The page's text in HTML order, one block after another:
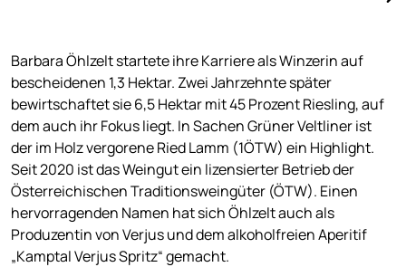
Barbara Öhlzelt startete ihre Karriere als Winzerin auf
bescheidenen 1,3 Hektar. Zwei Jahrzehnte später
bewirtschaftet sie 6,5 Hektar mit 45 Prozent Riesling, auf
dem auch ihr Fokus liegt. In Sachen Grüner Veltliner ist
der im Holz vergorene Ried Lamm (1ÖTW) ein Highlight.
Seit 2020 ist das Weingut ein lizensierter Betrieb der
Österreichischen Traditionsweingüter (ÖTW). Einen
hervorragenden Namen hat sich Öhlzelt auch als
Produzentin von Verjus und dem alkoholfreien Aperitif
„Kamptal Verjus Spritz“ gemacht.